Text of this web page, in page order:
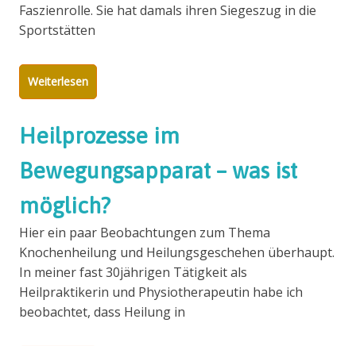
Faszienrolle. Sie hat damals ihren Siegeszug in die
Sportstätten
Weiterlesen
Heilprozesse im
Bewegungsapparat – was ist
möglich?
Hier ein paar Beobachtungen zum Thema
Knochenheilung und Heilungsgeschehen überhaupt.
In meiner fast 30jährigen Tätigkeit als
Heilpraktikerin und Physiotherapeutin habe ich
beobachtet, dass Heilung in